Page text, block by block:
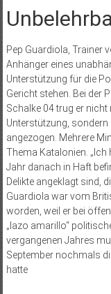
Pep Guardiola, Trainer
Anhänger eines
Unterstützung für die
Gericht stehen. Bei der
Schalke 04 trug er nicht
Unterstützung,
angezogen. Mehrere
Thema Katalonien.
Jahr danach in Haft
Delikte angeklagt sind,
Guardiola war vom
worden, weil er bei
„lazo amarillo“
vergangenen Jahres
September nochmals
hatte